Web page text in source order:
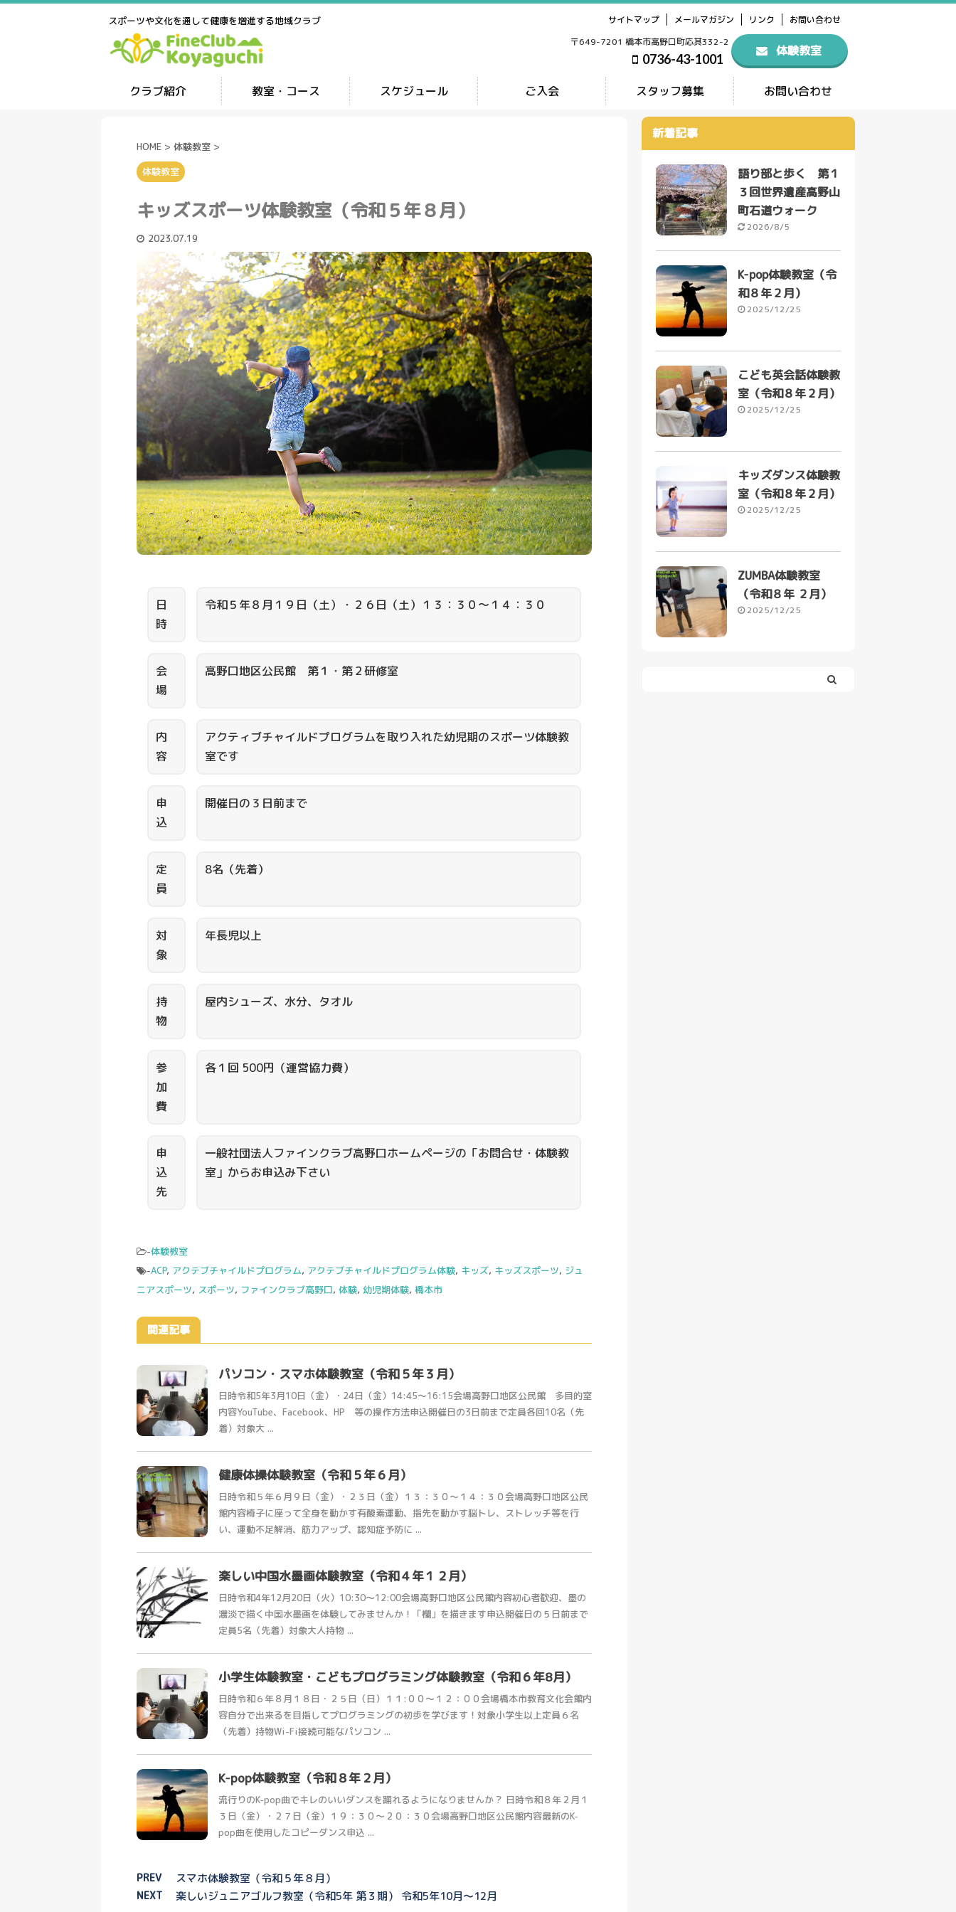
スポーツや文化を通して健康を増進する地域クラブ サイトマップ メールマガジン リンク お問い合わせ
0736-43-1001
体験教室
〒649-7201 橋本市高野口町応其332-2
クラブ紹介 教室・コース スケジュール ご入会 スタッフ募集 お問い合わせ
HOME > 体験教室 >
体験教室
キッズスポーツ体験教室（令和５年８月）
2023.07.19
日
時
令和５年８月１９日（土）・２６日（土）１３：３０～１４：３０
会
場
高野口地区公民館 第１・第２研修室
内
容
アクティブチャイルドプログラムを取り入れた幼児期のスポーツ体験教
室です
申
込
開催日の３日前まで
定
員
8名（先着）
対
象
年長児以上
持
物
屋内シューズ、水分、タオル
参
加
費
各１回 500円（運営協力費）
申
込
先
一般社団法人ファインクラブ高野口ホームページの「お問合せ・体験教
室」からお申込み下さい
-体験教室
-ACP, アクテブチャイルドプログラム, アクテブチャイルドプログラム体験, キッズ, キッズスポーツ, ジュ
ニアスポーツ, スポーツ, ファインクラブ高野口, 体験, 幼児期体験, 橋本市
関連記事
パソコン・スマホ体験教室（令和５年３月）
日時令和5年3月10日（金）・24日（金）14:45～16:15会場高野口地区公民館 多目的室
内容YouTube、Facebook、HP 等の操作方法申込開催日の3日前まで定員各回10名（先
着）対象大 ...
健康体操体験教室（令和５年６月）
日時令和５年６月９日（金）・２３日（金）１３：３０～１４：３０会場高野口地区公民
館内容椅子に座って全身を動かす有酸素運動、指先を動かす脳トレ、ストレッチ等を行
い、運動不足解消、筋力アップ、認知症予防に ...
楽しい中国水墨画体験教室（令和４年１２月）
日時令和4年12月20日（火）10:30～12:00会場高野口地区公民館内容初心者歓迎、墨の
濃淡で描く中国水墨画を体験してみませんか！「欄」を描きます申込開催日の５日前まで
定員5名（先着）対象大人持物 ...
小学生体験教室・こどもプログラミング体験教室（令和６年8月）
日時令和６年８月１８日・２５日（日）１１:００～１２：００会場橋本市教育文化会館内
容自分で出来るを目指してプログラミングの初歩を学びます！対象小学生以上定員６名
（先着）持物Wi-Fi接続可能なパソコン ...
K-pop体験教室（令和８年２月）
流行りのK-pop曲でキレのいいダンスを踊れるようになりませんか？ 日時令和８年２月１
３日（金）・２７日（金）１９：３０～２０：３０会場高野口地区公民館内容最新のK-
pop曲を使用したコピーダンス申込 ...
PREV スマホ体験教室（令和５年８月）
NEXT 楽しいジュニアゴルフ教室（令和5年 第３期） 令和5年10月～12月
新着記事
語り部と歩く 第１
３回世界遺産高野山
町石道ウォーク
2026/8/5
K-pop体験教室（令
和８年２月）
2025/12/25
こども英会話体験教
室（令和８年２月）
2025/12/25
キッズダンス体験教
室（令和８年２月）
2025/12/25
ZUMBA体験教室
（令和８年 ２月）
2025/12/25